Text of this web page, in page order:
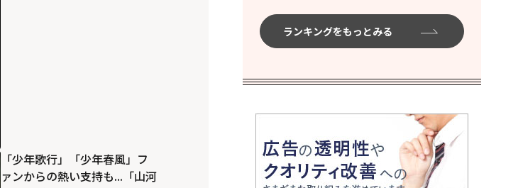
「少年歌行」「少年春風」フ
ァンからの熱い支持も...「山河
ランキングをもっとみる